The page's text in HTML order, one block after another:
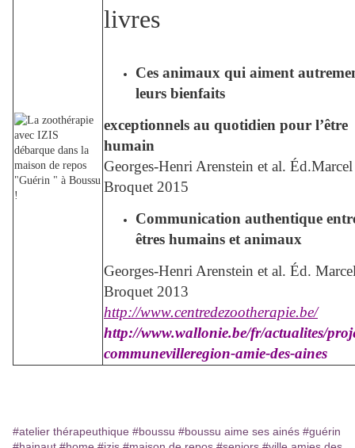
livres
Ces animaux qui aiment
leurs bienfaits
exceptionnels au quotidien pour l’être
humain
Georges-Henri Arenstein et al. Éd.Marcel
Broquet 2015
Communication authentique
êtres humains et animaux
Georges-Henri Arenstein et al. Éd.
Broquet 2013
http://www.centredezootherapie.be/
http://www.wallonie.be/fr/actualites/
communevilleregion-amie-des-aines
#atelier thérapeuthique #boussu #boussu aime ses ainés #guérin